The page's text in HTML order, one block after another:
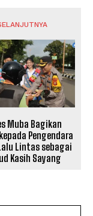
Muba Bagikan
Pengendara
Lintas sebagai
Kasih Sayang